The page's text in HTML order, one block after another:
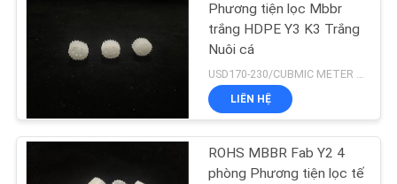
Môi trường lò phản
ứng màng sinh học
chuyển động
Phương tiện lọc Mbbr
trắng HDPE Y3 K3 Trắng
Nuôi cá
LIÊN HỆ
ROHS MBBR Fab Y2 4
phòng Phương tiện lọc tế